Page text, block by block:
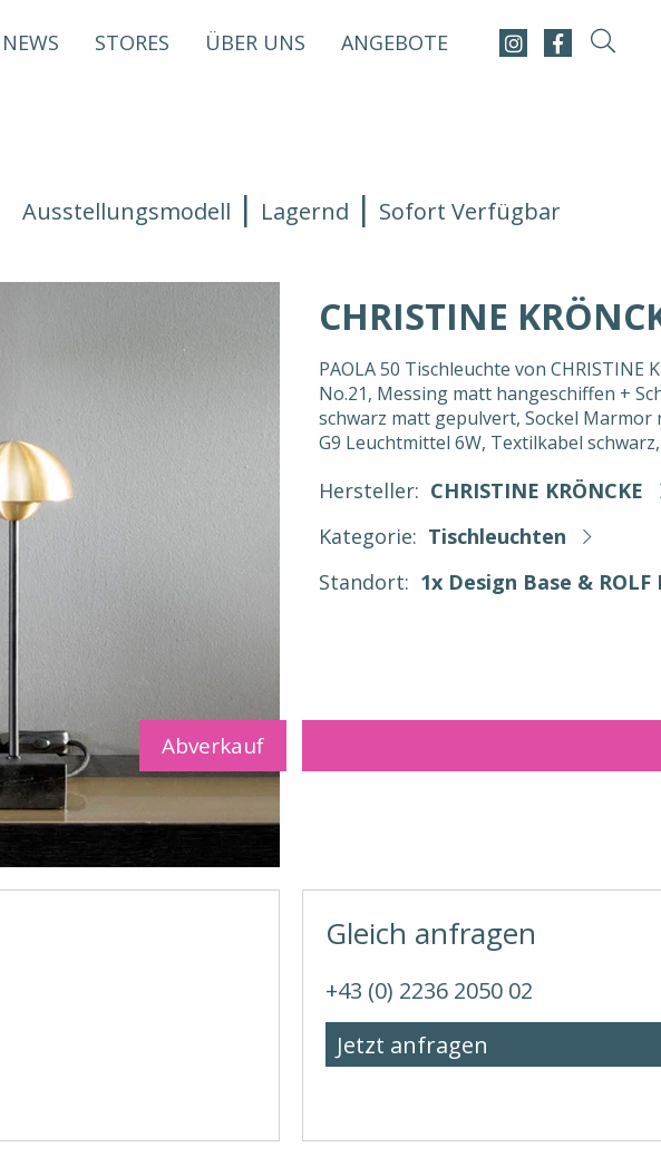
NEWS STORES ÜBER UNS ANGEBOTE
Ausstellungsmodell Lagernd Sofort Verfügbar
CHRISTINE
PAOLA 50 Tischleuchte von CHRISTINE
No.21, Messing matt hangeschiffen +
schwarz matt gepulvert, Sockel Marmor
G9 Leuchtmittel 6W, Textilkabel
Hersteller: CHRISTINE KRÖNCKE
Kategorie: Tischleuchten
Standort: 1x Design Base &
Abverkauf
Gleich anfragen
+43 (0) 2236 2050 02
Jetzt anfragen